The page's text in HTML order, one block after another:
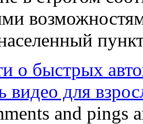
о быстрых
видео для
and pings